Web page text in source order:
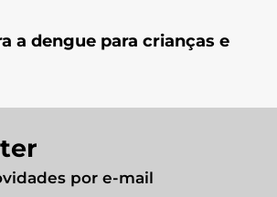
a dengue para crianças e
por e-mail